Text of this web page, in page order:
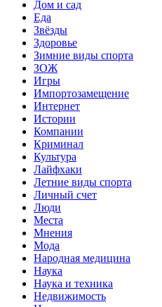
Дом и сад
Еда
Звёзды
Здоровье
Зимние виды спорта
ЗОЖ
Игры
Импортозамещение
Интернет
Истории
Компании
Криминал
Культура
Лайфхаки
Летние виды спорта
Личный счет
Люди
Места
Мнения
Мода
Народная медицина
Наука
Наука и техника
Недвижимость